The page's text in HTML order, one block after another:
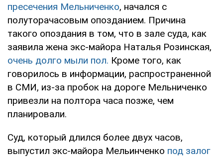
пресечения Мельниченко, начался с
полуторачасовым опозданием. Причина
такого опоздания в том, что в зале суда, как
заявила жена экс-майора Наталья Розинская,
очень долго мыли пол. Кроме того, как
говорилось в информации, распространенной
в СМИ, из-за пробок на дороге Мельниченко
привезли на полтора часа позже, чем
планировали.
Суд, который длился более двух часов,
выпустил экс-майора Мельинченко под залог